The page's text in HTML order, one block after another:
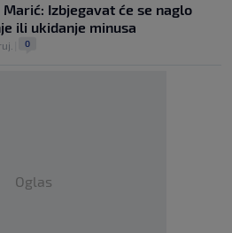
Izbjegavat će se naglo
ili ukidanje minusa
0
Oglas